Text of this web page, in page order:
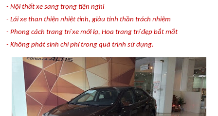
- Nội thất xe sang trọng tiện nghi
- Lái xe than thiện nhiệt tình, giàu tinh thần trách nhiệm
- Phong cách trang trí xe mới lạ, Hoa trang trí đẹp bắt mắt
- Không phát sinh chi phí trong quá trình sử dụng.